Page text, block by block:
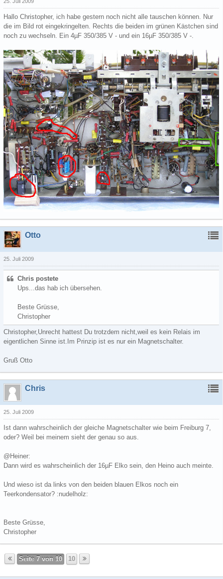
25. Juli 2009
Hallo Christopher, ich habe gestern noch nicht alle tauschen können. Nur
die im Bild rot eingekringelten. Rechts die beiden im grünen Kästchen sind
noch zu wechseln. Ein 4µF 350/385 V - und ein 16µF 350/385 V -.
Otto
25. Juli 2009
Chris postete
Ups...das hab ich übersehen.
Beste Grüsse,
Christopher
Christopher,Unrecht hattest Du trotzdem nicht,weil es kein Relais im
eigentlichen Sinne ist.Im Prinzip ist es nur ein Magnetschalter.
Gruß Otto
Chris
25. Juli 2009
Ist dann wahrscheinlich der gleiche Magnetschalter wie beim Freiburg 7,
oder? Weil bei meinem sieht der genau so aus.
@Heiner:
Dann wird es wahrscheinlich der 16µF Elko sein, den Heino auch meinte.
Und wieso ist da links von den beiden blauen Elkos noch ein
Teerkondensator? :nudelholz:
Beste Grüsse,
Christopher
Seite 7 von 10 10